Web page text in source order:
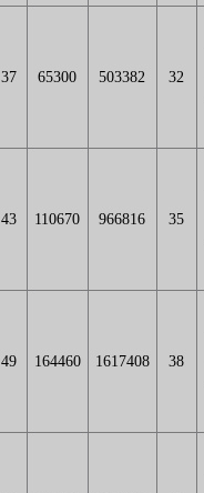
37 65300 503382 32
43 110670 966816 35
49 164460 1617408 38